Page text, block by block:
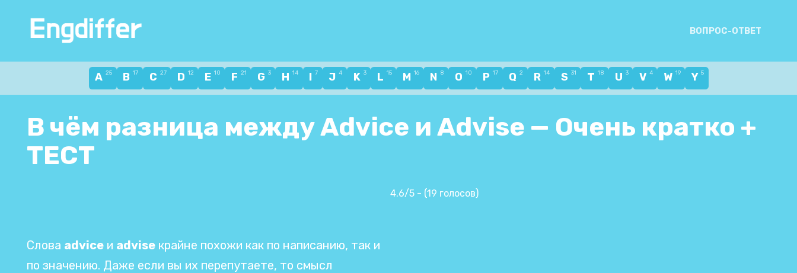
содержанию
ВОПРОС-ОТВЕТ
A 25 B 17 C 27 D 12 E 10 F 21 G 3 H 14 I 7 J 4 K 3 L 15 M 16 N 8 O 10 P 17 Q 2 R 14 S 31 T 18 U 3 V 4 W 19 Y 5
В чём разница между Advice и Advise — Очень кратко +
ТЕСТ
4.6/5 - (19 голосов)
Слова advice и advise крайне похожи как по написанию, так и
по значению. Даже если вы их перепутаете, то смысл